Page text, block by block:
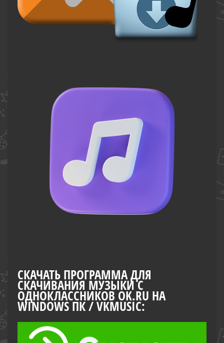
СКАЧАТЬ ПРОГРАММА ДЛЯ
СКАЧИВАНИЯ МУЗЫКИ С
ОДНОКЛАССНИКОВ OK.RU НА
WINDOWS ПК / VKMUSIC: